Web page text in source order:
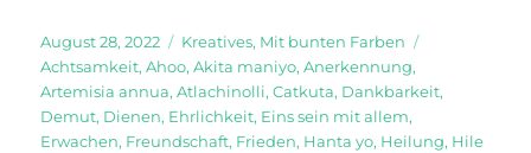
Veröffentlicht
am
August 28, 2022 Kategorien
Kreatives, Mit bunten Farben
Achtsamkeit,Ahoo,Akita maniyo,Anerkennung,
Artemisia annua,Atlachinolli,Catkuta, Dankbarkeit,
Demut, Dienen, Ehrlichkeit, Eins sein mit allem,
Erwachen, Freundschaft, Frieden, Hanta yo, Heilung, Hile